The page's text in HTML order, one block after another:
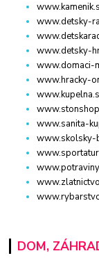
www.detsky-
www.detsky-
www.domaci-
www.hracky-
www.sanita-
www.skolsky-
DOM,